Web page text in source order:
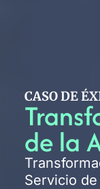
CASO DE
de la
Servicio